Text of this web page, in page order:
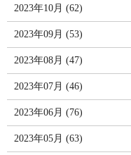
2023年10月 (62)
2023年09月 (53)
2023年08月 (47)
2023年07月 (46)
2023年06月 (76)
2023年05月 (63)